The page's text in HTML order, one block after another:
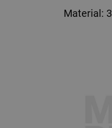
Material: